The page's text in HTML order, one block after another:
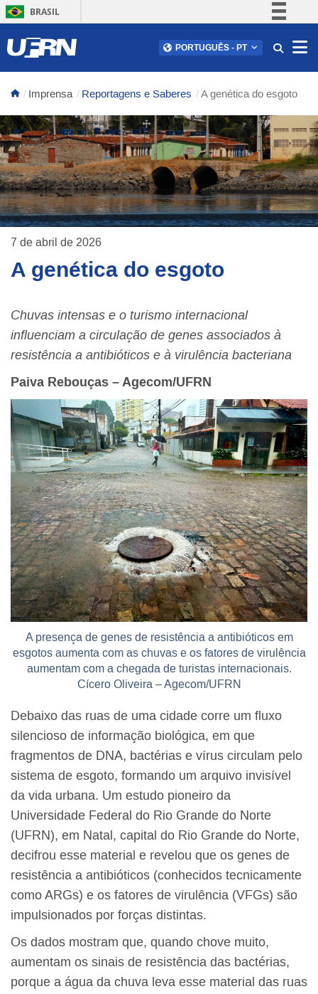
BRASIL
Comunica BR
Acesso à informação
Legislação
Canais
PORTUGUÊS - PT
Imprensa Reportagens e Saberes A genética do esgoto
7 de abril de 2026
A genética do esgoto
Chuvas intensas e o turismo internacional
influenciam a circulação de genes associados à
resistência a antibióticos e à virulência bacteriana
Paiva Rebouças – Agecom/UFRN
A presença de genes de resistência a antibióticos em
esgotos aumenta com as chuvas e os fatores de virulência
aumentam com a chegada de turistas internacionais.
Cícero Oliveira – Agecom/UFRN
Debaixo das ruas de uma cidade corre um fluxo
silencioso de informação biológica, em que
fragmentos de DNA, bactérias e vírus circulam pelo
sistema de esgoto, formando um arquivo invisível
da vida urbana. Um estudo pioneiro da
Universidade Federal do Rio Grande do Norte
(UFRN), em Natal, capital do Rio Grande do Norte,
decifrou esse material e revelou que os genes de
resistência a antibióticos (conhecidos tecnicamente
como ARGs) e os fatores de virulência (VFGs) são
impulsionados por forças distintas.
Os dados mostram que, quando chove muito,
aumentam os sinais de resistência das bactérias,
porque a água da chuva leva esse material das ruas